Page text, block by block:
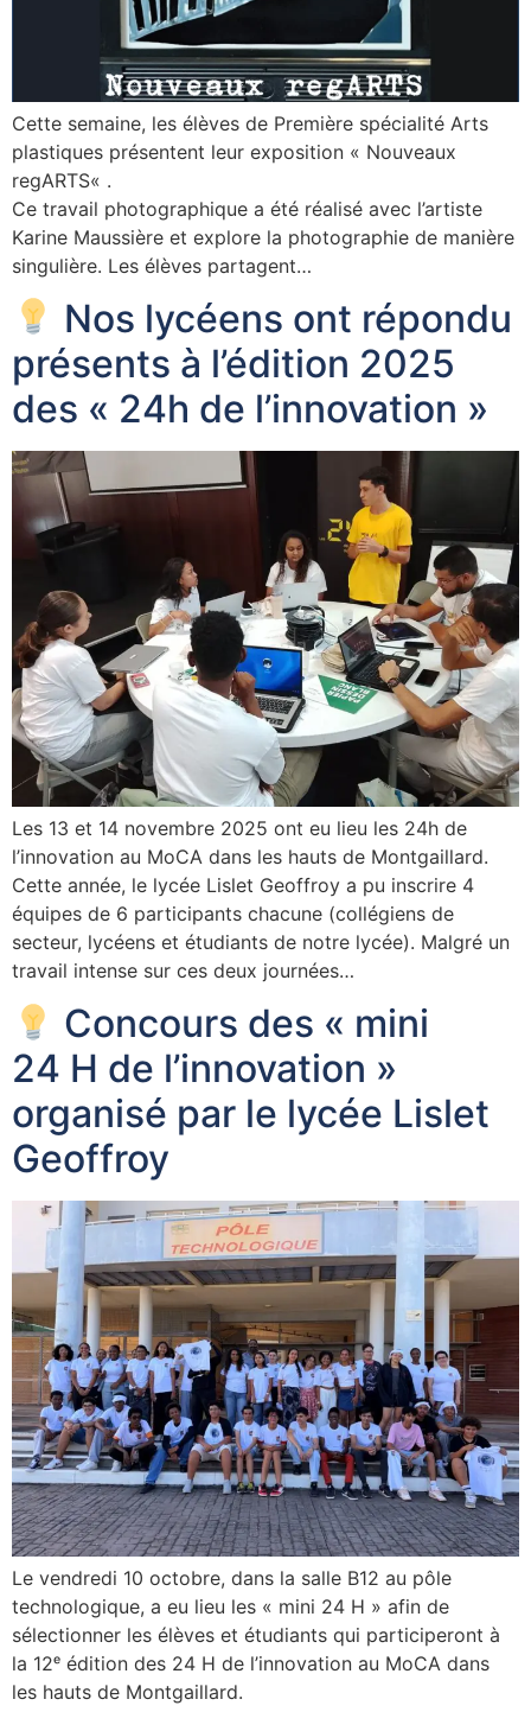
Cette semaine, les élèves de Première spécialité Arts
plastiques présentent leur exposition « Nouveaux
regARTS« .
Ce travail photographique a été réalisé avec l’artiste
Karine Maussière et explore la photographie de manière
singulière. Les élèves partagent…
Nos lycéens ont répondu
présents à l’édition 2025
des « 24h de l’innovation »
Les 13 et 14 novembre 2025 ont eu lieu les 24h de
l’innovation au MoCA dans les hauts de Montgaillard.
Cette année, le lycée Lislet Geoffroy a pu inscrire 4
équipes de 6 participants chacune (collégiens de
secteur, lycéens et étudiants de notre lycée). Malgré un
travail intense sur ces deux journées…
Concours des « mini
24 H de l’innovation »
organisé par le lycée Lislet
Geoffroy
Le vendredi 10 octobre, dans la salle B12 au pôle
technologique, a eu lieu les « mini 24 H » afin de
sélectionner les élèves et étudiants qui participeront à
la 12ᵉ édition des 24 H de l’innovation au MoCA dans
les hauts de Montgaillard.